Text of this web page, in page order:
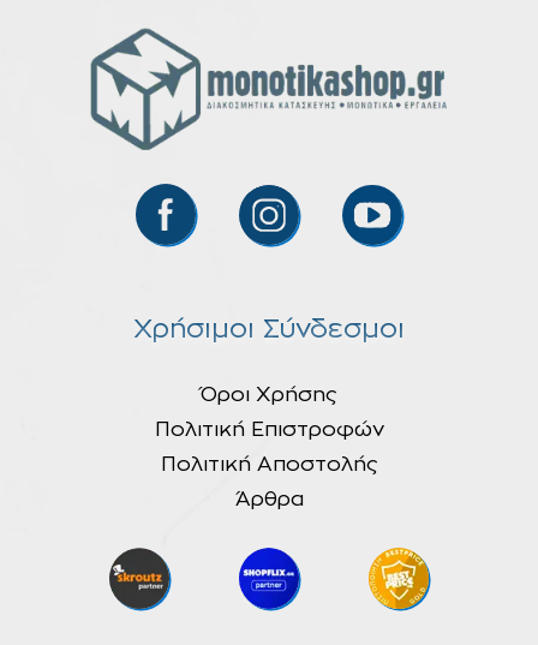
Χρήσιμοι Σύνδεσμοι
Όροι Χρήσης
Πολιτική Επιστροφών
Πολιτική Αποστολής
Άρθρα